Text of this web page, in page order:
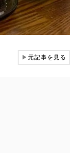
▶元記事を見る